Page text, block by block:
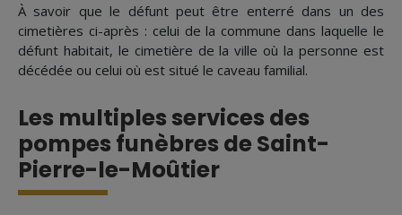
À savoir que le défunt peut être enterré dans un des
cimetières ci-après : celui de la commune dans laquelle le
défunt habitait, le cimetière de la ville où la personne est
décédée ou celui où est situé le caveau familial.
Les multiples services des
pompes funèbres de Saint-
Pierre-le-Moûtier